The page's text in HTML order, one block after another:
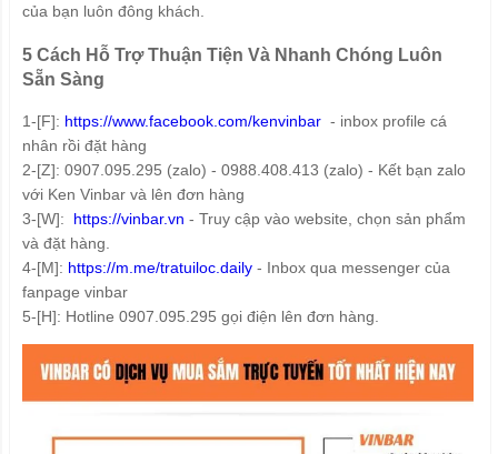
của bạn luôn đông khách.
5 Cách Hỗ Trợ Thuận Tiện Và Nhanh Chóng Luôn
Sẵn Sàng
1-[F]: https://www.facebook.com/kenvinbar - inbox profile cá
nhân rồi đặt hàng
2-[Z]: 0907.095.295 (zalo) - 0988.408.413 (zalo) - Kết bạn zalo
với Ken Vinbar và lên đơn hàng
3-[W]: https://vinbar.vn - Truy cập vào website, chọn sản phẩm
và đặt hàng.
4-[M]: https://m.me/tratuiloc.daily- Inbox qua messenger của
fanpage vinbar
5-[H]: Hotline 0907.095.295 gọi điện lên đơn hàng.